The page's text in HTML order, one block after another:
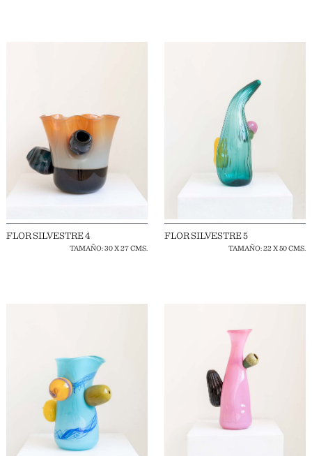
FLOR SILVESTRE 4
TAMAÑO: 30 X 27 CMS.
FLOR SILVESTRE 5
TAMAÑO: 22 X 50 CMS.